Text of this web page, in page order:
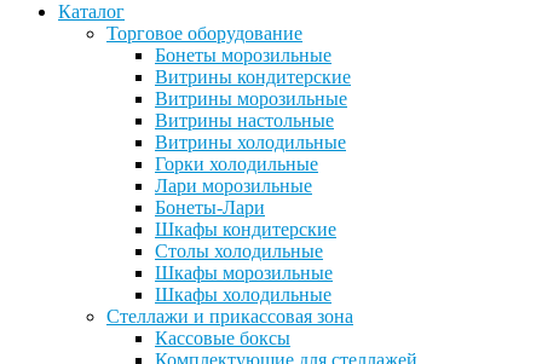
Каталог
Торговое оборудование
Бонеты морозильные
Витрины кондитерские
Витрины морозильные
Витрины настольные
Витрины холодильные
Горки холодильные
Лари морозильные
Бонеты-Лари
Шкафы кондитерские
Столы холодильные
Шкафы морозильные
Шкафы холодильные
Стеллажи и прикассовая зона
Кассовые боксы
Комплектующие для стеллажей